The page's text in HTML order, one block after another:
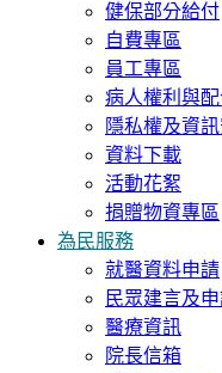
健保部分給付
自費專區
員工專區
病人權利與
隱私權及資
資料下載
活動花絮
捐贈物資專區
為民服務
就醫資料申請
民眾建言及
醫療資訊
院長信箱